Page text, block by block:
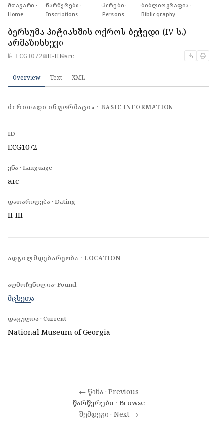
მთავარი ·
Home
·წარწერები ·
Inscriptions
·პირები ·
Persons
·ბიბლიოგრაფია ·
Bibliography
ბერსუმა პიტიახშის ოქროს ბეჭედი (IV ს.)
არმაზისხევი
№ ECG1072📅II-III🌐arc
Overview Text XML
ᲫᲘᲠᲘᲗᲐᲓᲘ ᲘᲜᲤᲝᲠᲛᲐᲪᲘᲐ · BASIC INFORMATION
ID
ECG1072
ენა · Language
arc
დათარიღება · Dating
II-III
ᲐᲓᲒᲘᲚᲛᲓᲔᲑᲐᲠᲔᲝᲑᲐ · LOCATION
აღმოჩენილია· Found
მცხეთა
დაცულია · Current
National Museum of Georgia
← წინა · Previous
წარწერები · Browse
შემდეგი · Next →